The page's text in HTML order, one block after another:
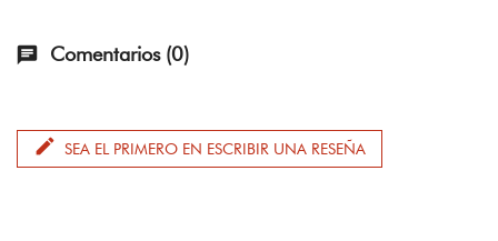
chat Comentarios (0)
edit SEA EL PRIMERO EN ESCRIBIR UNA RESEÑA